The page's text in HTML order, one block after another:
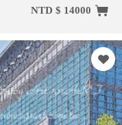
NTD $ 14000